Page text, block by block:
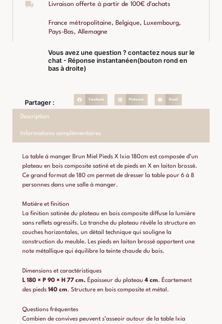
Livraison offerte à partir de 100€ d'achats
France métropolitaine, Belgique, Luxembourg,
Pays-Bas, Allemagne
Vous avez une question ? contactez nous sur le
chat - Réponse instantanéen(bouton rond en
bas à droite)
Partager : Facebook Pinterest Email
Description
Informations complémentaires
La table à manger Brun Miel Pieds X Ixia 180cm est composée d’un
plateau en bois composite satiné et de pieds en X en laiton brossé.
Ce grand format de 180 cm permet de dresser la table pour 6 à 8
personnes dans une salle à manger.
Matière et finition
La finition satinée du plateau en bois composite diffuse la lumière
sans reflets agressifs. La tranche du plateau révèle la structure en
couches horizontales, un détail technique qui souligne la
construction du meuble. Les pieds en laiton brossé apportent une
note métallique qui équilibre la teinte chaude du bois.
Dimensions et caractéristiques
L 180 × P 90 × H 77 cm. Épaisseur du plateau 4 cm. Écartement
des pieds 140 cm. Structure en bois composite et métal.
Questions fréquentes
Combien de convives peuvent s’asseoir autour de la table Ixia